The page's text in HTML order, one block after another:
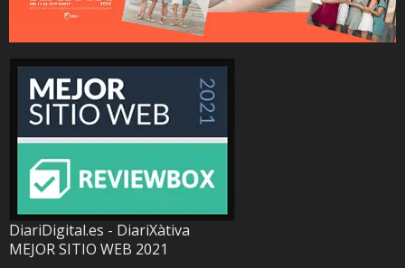
DiariDigital.es - DiariXàtiva
MEJOR SITIO WEB 2021